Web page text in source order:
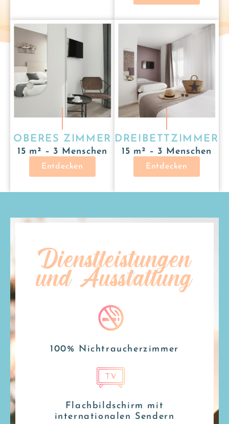
OBERES ZIMMER
15 m² – 3 Menschen
Entdecken
DREIBETTZIMMER
15 m² – 3 Menschen
Entdecken
Dienstleistungen
und Ausstattung
100% Nichtraucherzimmer
Flachbildschirm mit
internationalen Sendern